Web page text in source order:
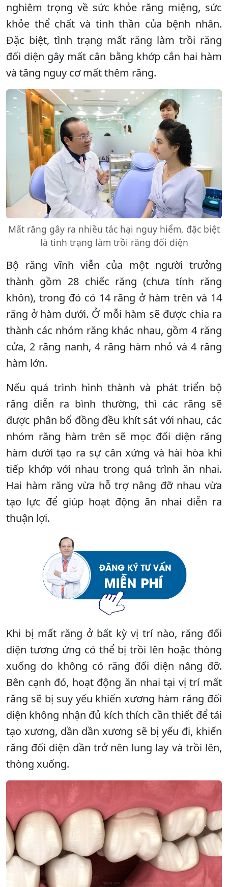
nghiêm trọng về sức khỏe răng miệng, sức
khỏe thể chất và tinh thần của bệnh nhân.
Đặc biệt, tình trạng mất răng làm trồi răng
đối diện gây mất cân bằng khớp cắn hai hàm
và tăng nguy cơ mất thêm răng.
Mất răng gây ra nhiều tác hại nguy hiểm, đặc biệt
là tình trạng làm trồi răng đối diện
Bộ răng vĩnh viễn của một người trưởng
thành gồm 28 chiếc răng (chưa tính răng
khôn), trong đó có 14 răng ở hàm trên và 14
răng ở hàm dưới. Ở mỗi hàm sẽ được chia ra
thành các nhóm răng khác nhau, gồm 4 răng
cửa, 2 răng nanh, 4 răng hàm nhỏ và 4 răng
hàm lớn.
Nếu quá trình hình thành và phát triển bộ
răng diễn ra bình thường, thì các răng sẽ
được phân bổ đồng đều khít sát với nhau, các
nhóm răng hàm trên sẽ mọc đối diện răng
hàm dưới tạo ra sự cân xứng và hài hòa khi
tiếp khớp với nhau trong quá trình ăn nhai.
Hai hàm răng vừa hỗ trợ nâng đỡ nhau vừa
tạo lực để giúp hoạt động ăn nhai diễn ra
thuận lợi.
Khi bị mất răng ở bất kỳ vị trí nào, răng đối
diện tương ứng có thể bị trồi lên hoặc thòng
xuống do không có răng đối diện nâng đỡ.
Bên cạnh đó, hoạt động ăn nhai tại vị trí mất
răng sẽ bị suy yếu khiến xương hàm răng đối
diện không nhận đủ kích thích cần thiết để tái
tạo xương, dần dần xương sẽ bị yếu đi, khiến
răng đối diện dần trở nên lung lay và trồi lên,
thòng xuống.